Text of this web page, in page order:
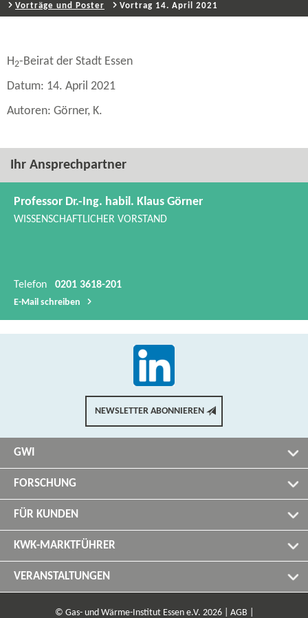
Vorträge und Poster
Vortrag 14. April 2021
H2-​Beirat der Stadt Essen
Datum: 14. April 2021
Autoren: Görner, K.
Ihr Ansprechpartner
Professor Dr.-Ing. habil. Klaus Görner
WISSENSCHAFTLICHER VORSTAND
Telefon 0201 3618-201
E-​Mail schreiben
NEWSLETTER ABONNIEREN
GWI
FORSCHUNG
FÜR KUNDEN
KWK-MARKTFÜHRER
VERANSTALTUNGEN
© Gas- und Wärme-Institut Essen e.V. 2026 | AGB |